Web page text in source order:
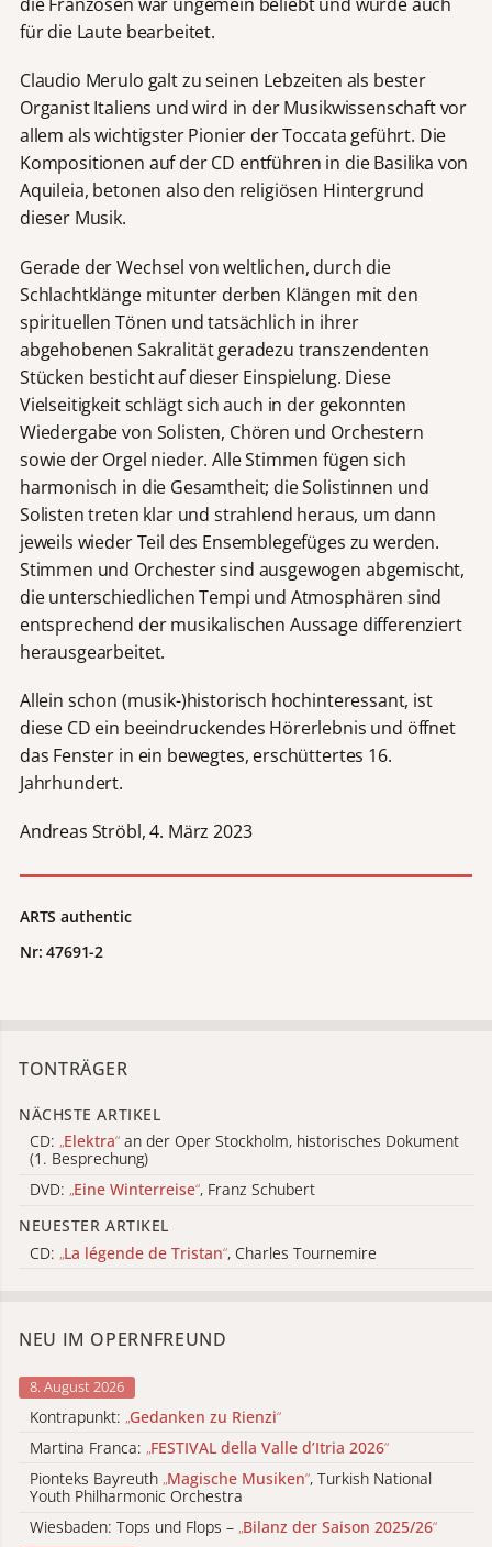
für die Laute bearbeitet.
Claudio Merulo galt zu seinen Lebzeiten als bester
Organist Italiens und wird in der Musikwissenschaft vor
allem als wichtigster Pionier der Toccata geführt. Die
Kompositionen auf der CD entführen in die Basilika von
Aquileia, betonen also den religiösen Hintergrund
dieser Musik.
Gerade der Wechsel von weltlichen, durch die
Schlachtklänge mitunter derben Klängen mit den
spirituellen Tönen und tatsächlich in ihrer
abgehobenen Sakralität geradezu transzendenten
Stücken besticht auf dieser Einspielung. Diese
Vielseitigkeit schlägt sich auch in der gekonnten
Wiedergabe von Solisten, Chören und Orchestern
sowie der Orgel nieder. Alle Stimmen fügen sich
harmonisch in die Gesamtheit; die Solistinnen und
Solisten treten klar und strahlend heraus, um dann
jeweils wieder Teil des Ensemblegefüges zu werden.
Stimmen und Orchester sind ausgewogen abgemischt,
die unterschiedlichen Tempi und Atmosphären sind
entsprechend der musikalischen Aussage differenziert
herausgearbeitet.
Allein schon (musik-)historisch hochinteressant, ist
diese CD ein beeindruckendes Hörerlebnis und öffnet
das Fenster in ein bewegtes, erschüttertes 16.
Jahrhundert.
Andreas Ströbl, 4. März 2023
ARTS authentic
Nr:47691-2
TONTRÄGER
NÄCHSTE ARTIKEL
CD: „Elektra“ an der Oper Stockholm, historisches Dokument
(1. Besprechung)
DVD: „Eine Winterreise“, Franz Schubert
NEUESTER ARTIKEL
CD: „La légende de Tristan“, Charles Tournemire
NEU IM OPERNFREUND
8. August 2026
Kontrapunkt: „Gedanken zu Rienzi“
Martina Franca: „FESTIVAL della Valle d’Itria 2026“
Pionteks Bayreuth „Magische Musiken“, Turkish National
Youth Philharmonic Orchestra
Wiesbaden: Tops und Flops – „Bilanz der Saison 2025/26“